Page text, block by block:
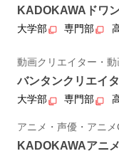
KADOKAWAドワ
大学部 専門部
動画クリエイター・
バンタンクリエイ
大学部 専門部
アニメ・声優・アニ
KADOKAWAアニ